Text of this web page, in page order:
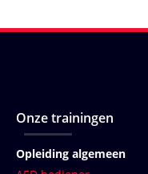
Onze trainingen
Opleiding algemeen